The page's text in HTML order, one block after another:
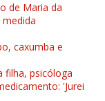
de Maria da
caxumba e
filha, psicóloga
'Jurei